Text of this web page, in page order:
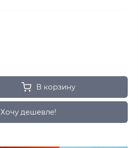
В корзину
Хочу дешевле!